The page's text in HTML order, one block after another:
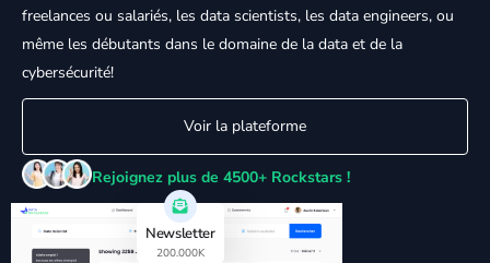
freelances ou salariés, les data scientists, les data engineers, ou
même les débutants dans le domaine de la data et de la
cybersécurité!
Voir la plateforme
Rejoignez plus de 4500+ Rockstars !
Newsletter
200.000K